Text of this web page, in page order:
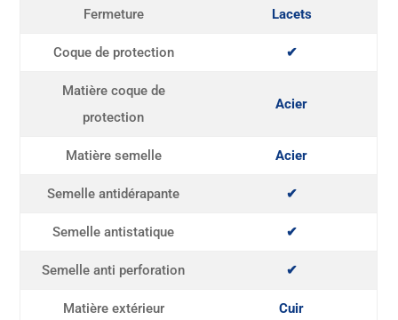
Fermeture Lacets
Coque de protection ✔
Matière coque de
protection
Acier
Matière semelle Acier
Semelle antidérapante ✔
Semelle antistatique ✔
Semelle anti perforation ✔
Matière extérieur Cuir